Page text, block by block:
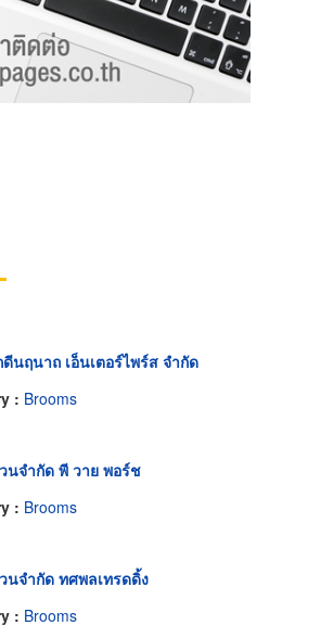
นฤนาถ เอ็นเตอร์ไพร์ส จำกัด
: Brooms
นจำกัด พี วาย พอร์ช
: Brooms
นจำกัด ทศพลเทรดดิ้ง
: Brooms